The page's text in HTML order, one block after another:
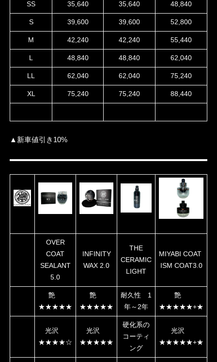
SS 35,640 35,640 48,840
S 39,600 39,600 52,800
M 42,240 42,240 55,440
L 48,840 48,840 62,040
LL 62,040 62,040 75,240
XL 75,240 75,240 88,440
▲新車値引き10%
OVER
COAT
SEALANT
5.0
INFINITY
WAX 2.0
THE
CERAMIC
LIGHT
MIYABI COAT
ISM COAT3.0
艶
★★★★★
艶
★★★★★
耐久性 1
年～2年
艶
★★★★★+★
光沢
★★★★☆︎
光沢
★★★★★
硬化系の
コーティ
ング
光沢
★★★★★+★